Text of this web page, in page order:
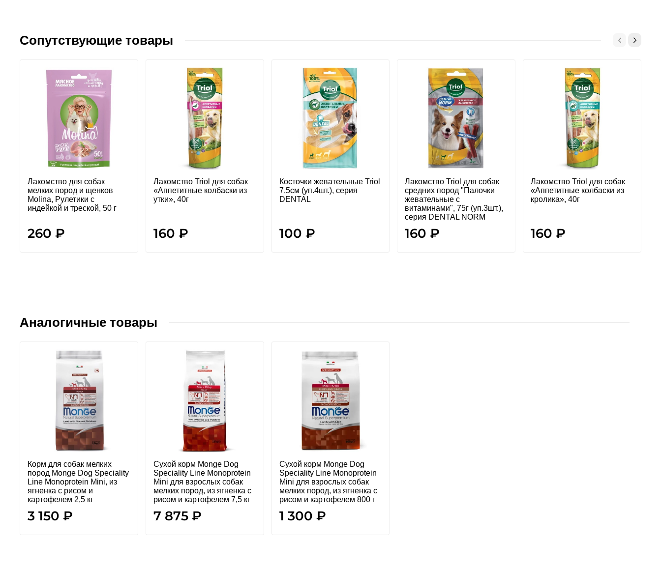
Сопутствующие товары
Лакомство для собак
мелких пород и щенков
Molina, Рулетики с
индейкой и треской, 50 г
260 ₽
Лакомство Triol для собак
«Аппетитные колбаски из
утки», 40г
160 ₽
Косточки жевательные Triol
7,5см (уп.4шт.), серия
DENTAL
100 ₽
Лакомство Triol для собак
средних пород "Палочки
жевательные с
витаминами", 75г (уп.3шт.),
серия DENTAL NORM
160 ₽
Лакомство Triol для собак
«Аппетитные колбаски из
кролика», 40г
160 ₽
Аналогичные товары
Корм для собак мелких
пород Monge Dog Speciality
Line Monoprotein Mini, из
ягненка с рисом и
картофелем 2,5 кг
3 150 ₽
Сухой корм Monge Dog
Speciality Line Monoprotein
Mini для взрослых собак
мелких пород, из ягненка с
рисом и картофелем 7,5 кг
7 875 ₽
Сухой корм Monge Dog
Speciality Line Monoprotein
Mini для взрослых собак
мелких пород, из ягненка с
рисом и картофелем 800 г
1 300 ₽